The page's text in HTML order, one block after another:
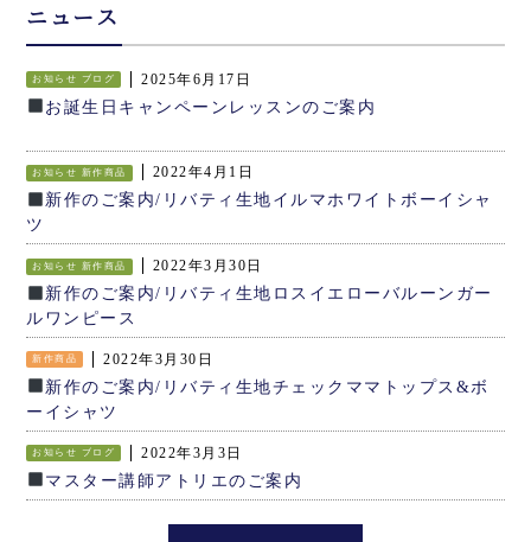
ニュース
お知らせ ブログ 2025年6月17日
お誕生日キャンペーンレッスンのご案内
お知らせ 新作商品 2022年4月1日
新作のご案内/リバティ生地イルマホワイトボーイシャ
ツ
お知らせ 新作商品 2022年3月30日
新作のご案内/リバティ生地ロスイエローバルーンガー
ルワンピース
新作商品 2022年3月30日
新作のご案内/リバティ生地チェックママトップス&ボ
ーイシャツ
お知らせ ブログ 2022年3月3日
マスター講師アトリエのご案内